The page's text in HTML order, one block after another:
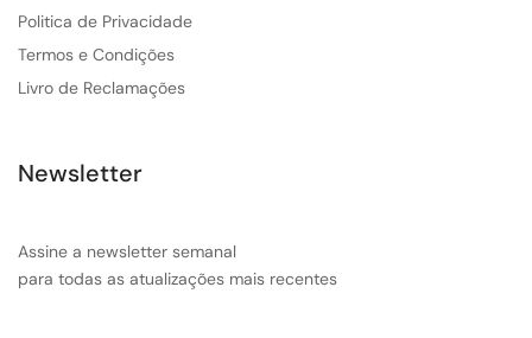
Politica de Privacidade
Termos e Condições
Livro de Reclamações
Newsletter
Assine a newsletter semanal
para todas as atualizações mais recentes